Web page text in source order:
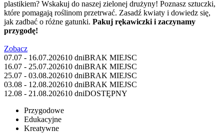
plastikiem? Wskakuj do naszej zielonej drużyny! Poznasz sztuczki,
które pomagają roślinom przetrwać. Zasadź kwiaty i dowiedz się,
jak zadbać o różne gatunki. Pakuj rękawiczki i zaczynamy
przygodę!
Zobacz
07.07 - 16.07.202610 dniBRAK MIEJSC
16.07 - 25.07.202610 dniBRAK MIEJSC
25.07 - 03.08.202610 dniBRAK MIEJSC
03.08 - 12.08.202610 dniBRAK MIEJSC
12.08 - 21.08.202610 dniDOSTĘPNY
Przygodowe
Edukacyjne
Kreatywne